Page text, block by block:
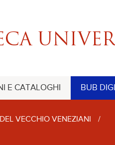
E CATALOGHI BUB
VECCHIO VENEZIANI /